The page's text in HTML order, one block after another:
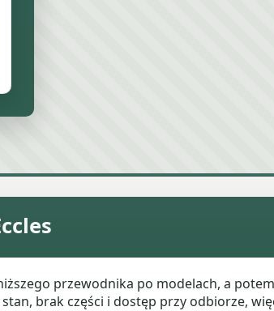
przewodnika po modelach, a
brak części i dostęp przy odbiorze,